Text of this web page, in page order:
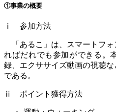
①事業の概要
ⅰ 参加方法
「あるこ」は、スマートフォ
ればだれでも参加ができる。
録、エクササイズ動画の視聴
である。
ⅱ ポイント獲得方法